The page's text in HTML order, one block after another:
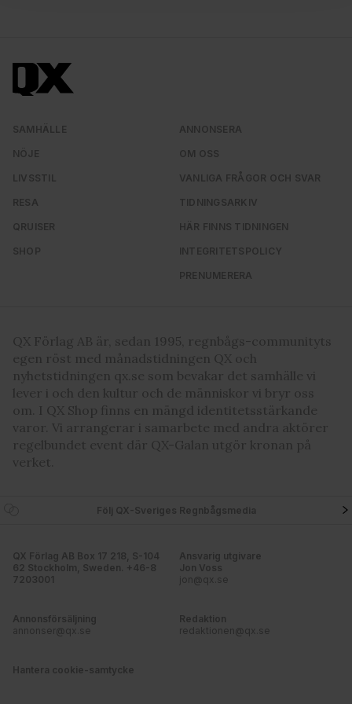
Dessa kan i sin tur kombinera informationen med annan
information som du har tillhandahållit eller som de har
våra cookies vid fortsatt användande av vår webbplats.
SAMHÄLLE
NÖJE
LIVSSTIL
RESA
QRUISER
SHOP
ANNONSERA
OM OSS
VANLIGA FRÅGOR OCH SVAR
TIDNINGSARKIV
HÄR FINNS TIDNINGEN
INTEGRITETSPOLICY
PRENUMERERA
QX Förlag AB är, sedan 1995, regnbågs-communityts
egen röst med månadstidningen QX och
nyhetstidningen qx.se som bevakar det samhälle vi
lever i och den kultur och de människor vi bryr oss
om. I QX Shop finns en mängd identitetsstärkande
varor. Vi arrangerar i samarbete med andra aktörer
regelbundet event där QX-Galan utgör kronan på
verket.
Följ QX-Sveriges Regnbågsmedia
QX Förlag AB Box 17 218, S-104
62 Stockholm, Sweden. +46-8
7203001
Ansvarig utgivare
Jon Voss
jon@qx.se
Annonsförsäljning
annonser@qx.se
Redaktion
redaktionen@qx.se
Hantera cookie-samtycke